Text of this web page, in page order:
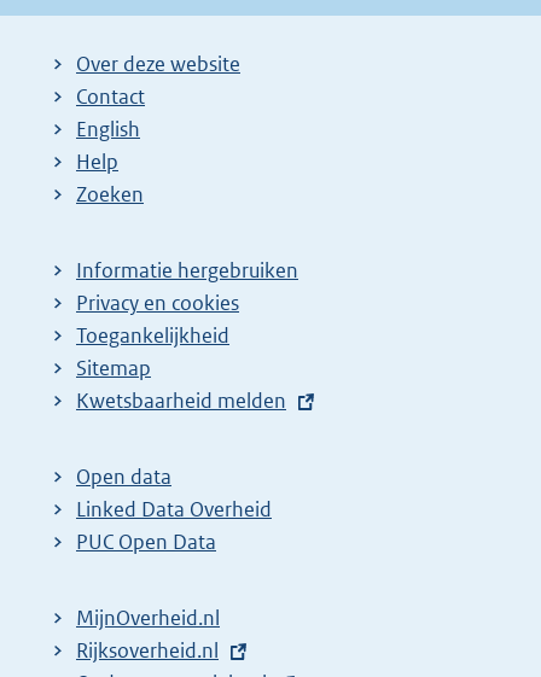
Over deze website
Contact
English
Help
Zoeken
Informatie hergebruiken
Privacy en cookies
Toegankelijkheid
Sitemap
E
t
e
r
l
i
Kwetsbaarheid melden
Open data
Linked Data Overheid
PUC Open Data
MijnOverheid.nl
E
Rijksoverheid.nl